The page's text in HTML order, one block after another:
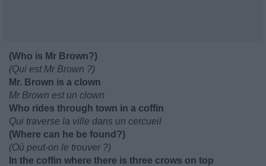
(Who is Mr Brown?)
(Qui est Mr Brown ?)
Mr. Brown is a clown
Mr Brown est un clown
Who rides through town in a coffin
Qui traverse la ville dans un cercueil
(Where can he be found?)
(Où peut-on le trouver ?)
In the coffin where there is three crows on top